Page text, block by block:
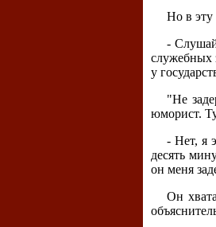
Но в эту
-
служебных
у
"Не
юморист.
- Нет, я
десять
он меня
Он